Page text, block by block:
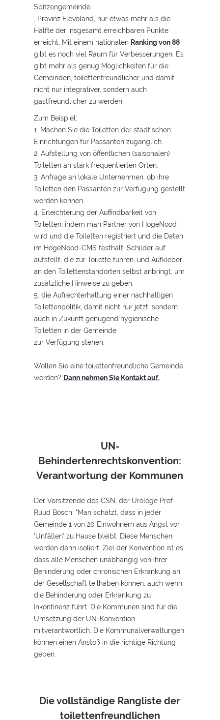
Spitzengemeinde
, Provinz Flevoland, nur etwas mehr als die
Hälfte der insgesamt erreichbaren Punkte
erreicht. Mit einem nationalen Ranking von 88
gibt es noch viel Raum für Verbesserungen. Es
gibt mehr als genug Möglichkeiten für die
Gemeinden, toilettenfreundlicher und damit
nicht nur integrativer, sondern auch
gastfreundlicher zu werden.
Zum Beispiel:
1. Machen Sie die Toiletten der städtischen
Einrichtungen für Passanten zugänglich.
2. Aufstellung von öffentlichen (saisonalen)
Toiletten an stark frequentierten Orten.
3. Anfrage an lokale Unternehmen, ob ihre
Toiletten den Passanten zur Verfügung gestellt
werden können.
4. Erleichterung der Auffindbarkeit von
Toiletten, indem man Partner von HogeNood
wird und die Toiletten registriert und die Daten
im HogeNood-CMS festhält, Schilder auf
aufstellt, die zur Toilette führen, und Aufkleber
an den Toilettenstandorten selbst anbringt, um
zusätzliche Hinweise zu geben.
5. die Aufrechterhaltung einer nachhaltigen
Toilettenpolitik, damit nicht nur jetzt, sondern
auch in Zukunft genügend hygienische
Toiletten in der Gemeinde
zur Verfügung stehen.
Wollen Sie eine toilettenfreundliche Gemeinde
werden? Dann nehmen Sie Kontakt auf.
UN-
Behindertenrechtskonvention:
Verantwortung der Kommunen
Der Vorsitzende des CSN, der Urologe Prof.
Ruud Bosch: "Man schätzt, dass in jeder
Gemeinde 1 von 20 Einwohnern aus Angst vor
'Unfällen' zu Hause bleibt. Diese Menschen
werden dann isoliert. Ziel der Konvention ist es,
dass alle Menschen unabhängig von ihrer
Behinderung oder chronischen Erkrankung an
der Gesellschaft teilhaben können, auch wenn
die Behinderung oder Erkrankung zu
Inkontinenz führt. Die Kommunen sind für die
Umsetzung der UN-Konvention
mitverantwortlich. Die Kommunalverwaltungen
können einen Anstoß in die richtige Richtung
geben.
Die vollständige Rangliste der
toilettenfreundlichen